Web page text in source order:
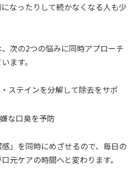
なったりして続かなくなる人も少
次の2つの悩みに同時アプローチ
ます。
ステインを分解して除去をサポ
な口臭を予防
感」を同時にめざせるので、毎日の
元ケアの時間へと変わります。